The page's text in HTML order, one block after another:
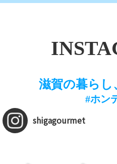
滋賀の暮らし
#ホン
shigagourmet